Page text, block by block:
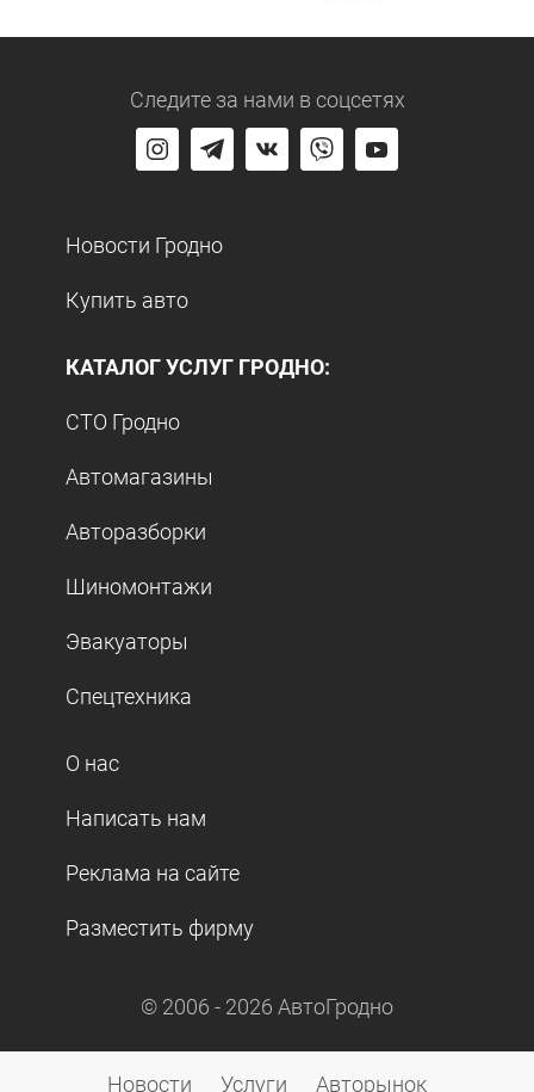
Следите за нами в соцсетях
Новости Гродно
Купить авто
КАТАЛОГ УСЛУГ ГРОДНО:
СТО Гродно
Автомагазины
Авторазборки
Шиномонтажи
Эвакуаторы
Спецтехника
О нас
Написать нам
Реклама на сайте
Разместить фирму
© 2006 - 2026 АвтоГродно
Новости Услуги Авторынок